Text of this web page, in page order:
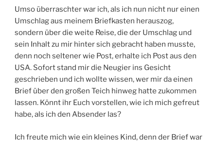
Umso überraschter war ich, als ich nun nicht nur einen
Umschlag aus meinem Briefkasten herauszog,
sondern über die weite Reise, die der Umschlag und
sein Inhalt zu mir hinter sich gebracht haben musste,
denn noch seltener wie Post, erhalte ich Post aus den
USA. Sofort stand mir die Neugier ins Gesicht
geschrieben und ich wollte wissen, wer mir da einen
Brief über den großen Teich hinweg hatte zukommen
lassen. Könnt ihr Euch vorstellen, wie ich mich gefreut
habe, als ich den Absender las?
Ich freute mich wie ein kleines Kind, denn der Brief war